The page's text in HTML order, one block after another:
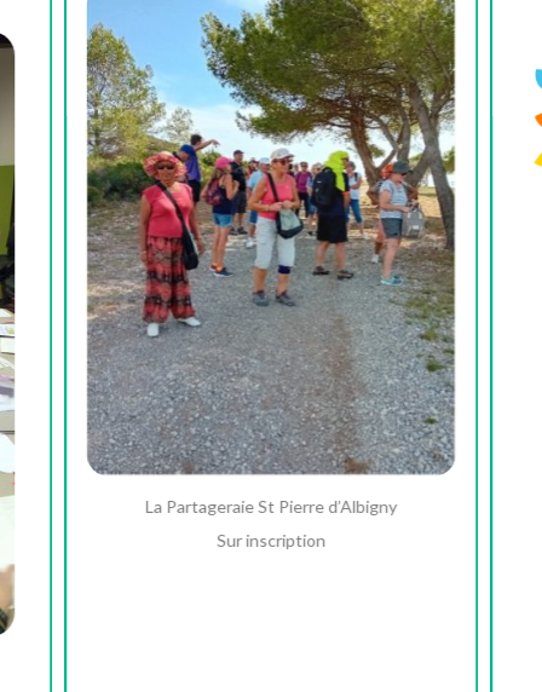
La Partageraie St Pierre d’Albigny
Sur inscription